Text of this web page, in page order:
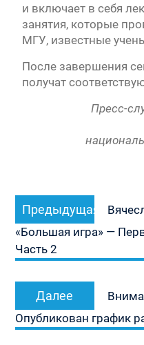
и включает в себя
занятия, которые
МГУ, известные
После завершения
получат
Пресс-
по
записям
Предыдущая
запись:
«Большая игра» —
Часть 2
Далее
запись:
Опубликован график